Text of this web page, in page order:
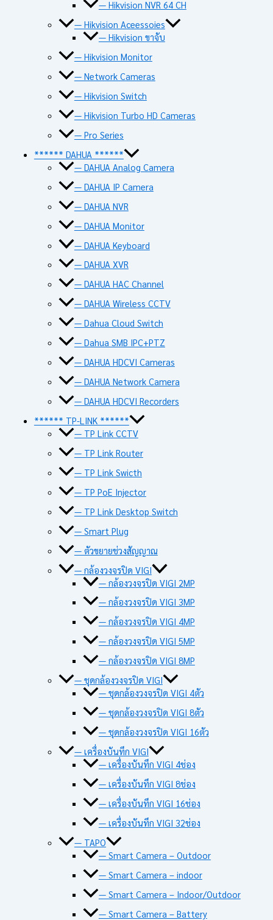
— Hikvision NVR 64 CH
— Hikvision Aceessoies
— Hikvision ขาจับ
— Hikvision Monitor
— Network Cameras
— Hikvision Switch
— Hikvision Turbo HD Cameras
— Pro Series
****** DAHUA ******
— DAHUA Analog Camera
— DAHUA IP Camera
— DAHUA NVR
— DAHUA Monitor
— DAHUA Keyboard
— DAHUA XVR
— DAHUA HAC Channel
— DAHUA Wireless CCTV
— Dahua Cloud Switch
— Dahua SMB IPC+PTZ
— DAHUA HDCVI Cameras
— DAHUA Network Camera
— DAHUA HDCVI Recorders
****** TP-LINK ******
— TP Link CCTV
— TP Link Router
— TP Link Swicth
— TP PoE Injector
— TP Link Desktop Switch
— Smart Plug
— ตัวขยายช่วงสัญญาณ
— กล้องวงจรปิด VIGI
— กล้องวงจรปิด VIGI 2MP
— กล้องวงจรปิด VIGI 3MP
— กล้องวงจรปิด VIGI 4MP
— กล้องวงจรปิด VIGI 5MP
— กล้องวงจรปิด VIGI 8MP
— ชุดกล้องวงจรปิด VIGI
— ชุดกล้องวงจรปิด VIGI 4ตัว
— ชุดกล้องวงจรปิด VIGI 8ตัว
— ชุดกล้องวงจรปิด VIGI 16ตัว
— เครื่องบันทึก VIGI
— เครื่องบันทึก VIGI 4ช่อง
— เครื่องบันทึก VIGI 8ช่อง
— เครื่องบันทึก VIGI 16ช่อง
— เครื่องบันทึก VIGI 32ช่อง
— TAPO
— Smart Camera – Outdoor
— Smart Camera – indoor
— Smart Camera – Indoor/Outdoor
— Smart Camera – Battery